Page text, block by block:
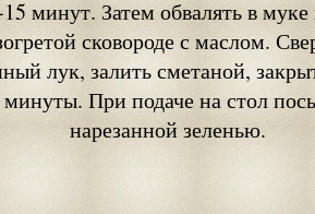
минут. Затем обвалять в
сковороде с маслом.
лук, залить сметаной,
При подаче на стол
нарезанной зеленью.